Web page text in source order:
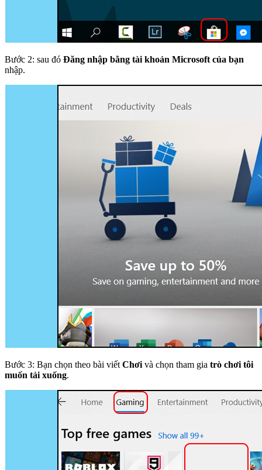
Bước 2: sau đó Đăng nhập bằng tài khoản Microsoft của bạn
nhập.
Bước 3: Bạn chọn theo bài viết Chơi và chọn tham gia trò chơi tôi
muốn tải xuống.